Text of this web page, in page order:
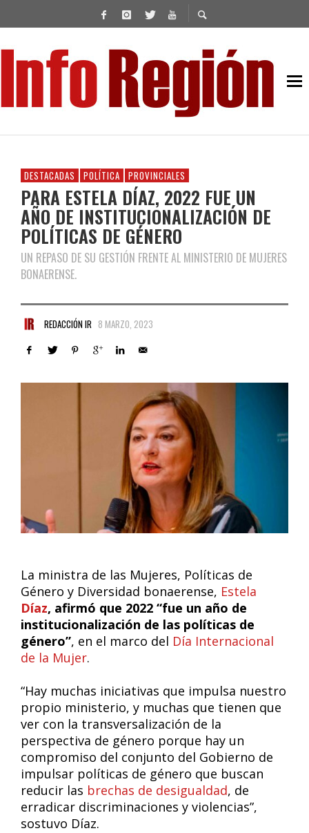
DESTACADAS POLÍTICA PROVINCIALES
PARA ESTELA DÍAZ, 2022 FUE UN
AÑO DE INSTITUCIONALIZACIÓN DE
POLÍTICAS DE GÉNERO
UN REPASO DE SU GESTIÓN FRENTE AL MINISTERIO DE MUJERES
BONAERENSE.
REDACCIÓN IR 8 MARZO, 2023
La ministra de las Mujeres, Políticas de
Género y Diversidad bonaerense, Estela
Díaz, afirmó que 2022 “fue un año de
institucionalización de las políticas de
género”, en el marco del Día Internacional
de la Mujer.
“Hay muchas iniciativas que impulsa nuestro
propio ministerio, y muchas que tienen que
ver con la transversalización de la
perspectiva de género porque hay un
compromiso del conjunto del Gobierno de
impulsar políticas de género que buscan
reducir las brechas de desigualdad, de
erradicar discriminaciones y violencias”,
sostuvo Díaz.